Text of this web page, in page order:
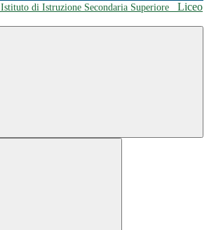
Istituto di Istruzione Secondaria Superiore
Liceo